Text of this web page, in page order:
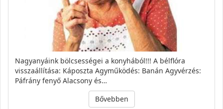
Nagyanyáink bölcsességei a konyhából!!! A bélflóra
visszaállítása: Káposzta Agyműködés: Banán Agyvérzés:
Páfrány fenyő Alacsony és…
Bővebben